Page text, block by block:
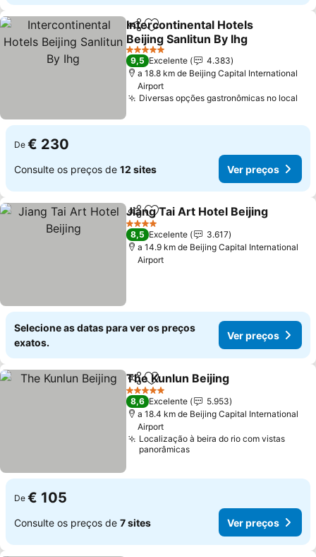
PartilharAdicionar aos favoritos
Intercontinental Hotels
Beijing Sanlitun By Ihg
5 Estrelas
9,5 Excelente
4.383
a 18.8 km de Beijing Capital International
Airport
Diversas opções gastronômicas no local
De € 230
Consulte os preços de 12 sites Ver preços
PartilharAdicionar aos favoritos
Jiang Tai Art Hotel Beijing
4 Estrelas
8,5 Excelente
3.617
a 14.9 km de Beijing Capital International
Airport
Selecione as datas para ver os preços
exatos.
Ver preços
PartilharAdicionar aos favoritos
The Kunlun Beijing
5 Estrelas
8,6 Excelente
5.953
a 18.4 km de Beijing Capital International
Airport
Localização à beira do rio com vistas
panorâmicas
De € 105
Consulte os preços de 7 sites Ver preços